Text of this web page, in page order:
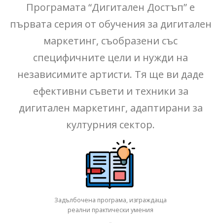
Програмата “Дигитален Достъп” е
първата серия от обучения за дигитален
маркетинг, съобразени със
специфичните цели и нужди на
независимите артисти. Тя ще ви даде
ефективни съвети и техники за
дигитален маркетинг, адаптирани за
културния сектор.
Задълбочена програма, изграждаща
реални практически умения